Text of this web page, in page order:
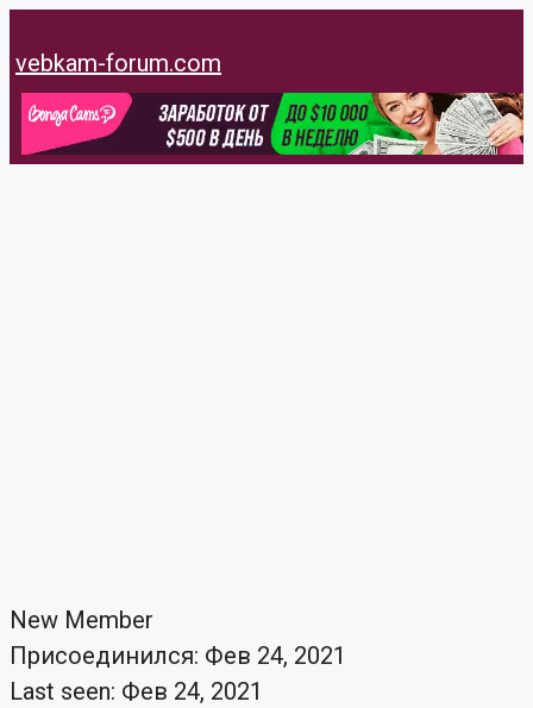
к
содержимому
vebkam-forum.com
New Member
Присоединился: Фев 24, 2021
Last seen: Фев 24, 2021